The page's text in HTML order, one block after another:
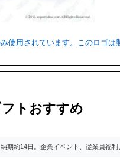
使用されています。このロゴ
トおすすめ
納期約14日。企業イベント、従業員福